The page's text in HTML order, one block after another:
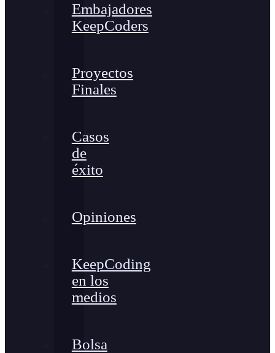
Embajadores
KeepCoders
Proyectos
Finales
Casos
de
éxito
Opiniones
KeepCoding
en los
medios
Bolsa